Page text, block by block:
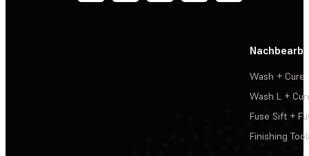
Wash + Cure
Wash L +
Fuse Sift +
Finishing